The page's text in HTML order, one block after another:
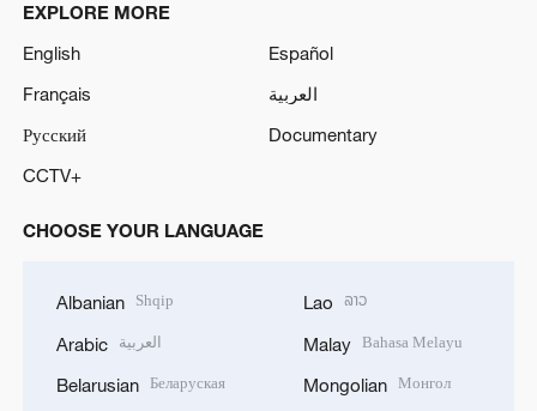
EXPLORE MORE
English
Español
Français
العربية
Русский
Documentary
CCTV+
CHOOSE YOUR LANGUAGE
Albanian Shqip
Arabic العربية
Belarusian Беларуская
Lao ລາວ
Malay Bahasa Melayu
Mongolian Монгол